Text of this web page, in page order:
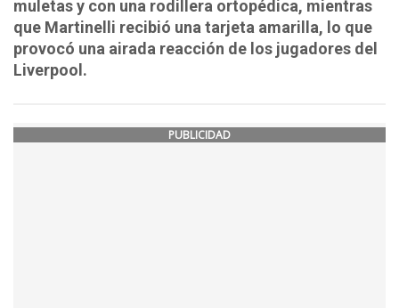
muletas y con una rodillera ortopédica, mientras
que Martinelli recibió una tarjeta amarilla, lo que
provocó una airada reacción de los jugadores del
Liverpool.
PUBLICIDAD